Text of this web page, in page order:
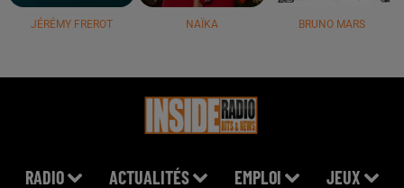
JÉRÉMY FREROT NAÏKA BRUNO MARS
RADIO ACTUALITÉS EMPLOI JEUX